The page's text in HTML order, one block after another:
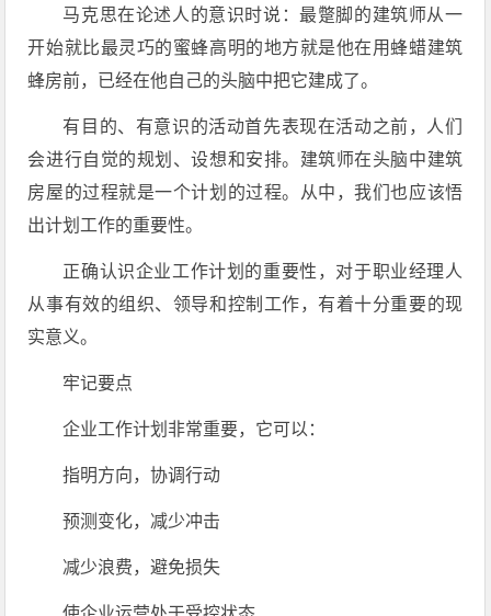
马克思在论述人的意识时说：最蹩脚的建筑师从一
开始就比最灵巧的蜜蜂高明的地方就是他在用蜂蜡建筑
蜂房前，已经在他自己的头脑中把它建成了。
有目的、有意识的活动首先表现在活动之前，人们
会进行自觉的规划、设想和安排。建筑师在头脑中建筑
房屋的过程就是一个计划的过程。从中，我们也应该悟
出计划工作的重要性。
正确认识企业工作计划的重要性，对于职业经理人
从事有效的组织、领导和控制工作，有着十分重要的现
实意义。
牢记要点
企业工作计划非常重要，它可以：
指明方向，协调行动
预测变化，减少冲击
减少浪费，避免损失